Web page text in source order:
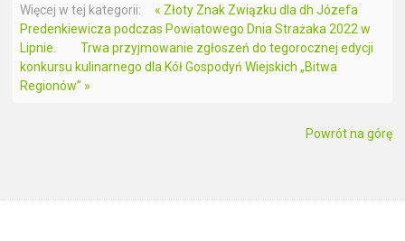
Więcej w tej kategorii:
« Złoty Znak Związku dla dh Józefa
Predenkiewicza podczas Powiatowego Dnia Strażaka 2022 w
Lipnie.
Trwa przyjmowanie zgłoszeń do tegorocznej edycji
konkursu kulinarnego dla Kół Gospodyń Wiejskich „Bitwa
Regionów” »
Powrót na górę